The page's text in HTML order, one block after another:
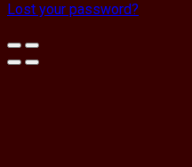
Lost your password?